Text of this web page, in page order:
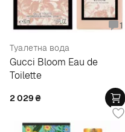
1
Туалетна вода
Gucci Bloom Eau de
Toilette
2 029₴